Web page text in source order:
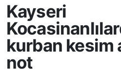
Kayseri
kurban kesim
not